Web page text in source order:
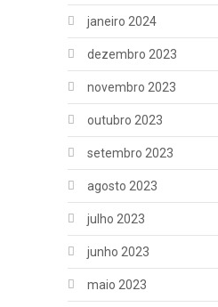
janeiro 2024
dezembro 2023
novembro 2023
outubro 2023
setembro 2023
agosto 2023
julho 2023
junho 2023
maio 2023